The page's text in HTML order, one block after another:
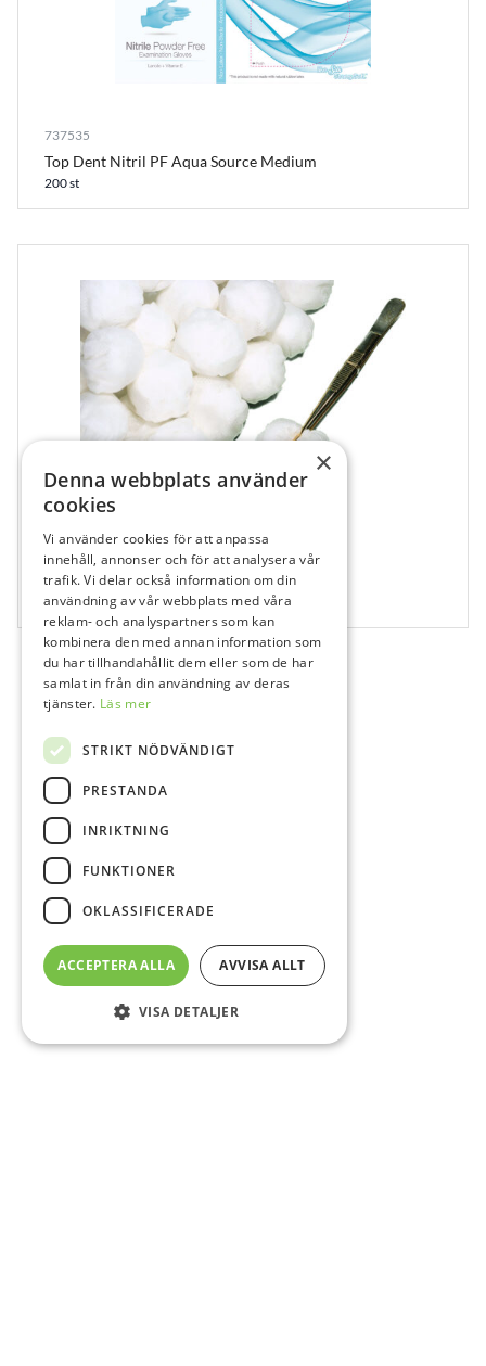
737535
Top Dent Nitril PF Aqua Source Medium
200 st
707955
Tork Rund non-woven Osteril Nr 3, 100 st
100 st
×
Denna webbplats använder
cookies
Vi använder cookies för att anpassa
innehåll, annonser och för att analysera vår
trafik. Vi delar också information om din
användning av vår webbplats med våra
reklam- och analyspartners som kan
kombinera den med annan information som
du har tillhandahållit dem eller som de har
samlat in från din användning av deras
tjänster. Läs mer
STRIKT NÖDVÄNDIGT
PRESTANDA
INRIKTNING
FUNKTIONER
OKLASSIFICERADE
ACCEPTERA ALLA AVVISA ALLT
VISA DETALJER